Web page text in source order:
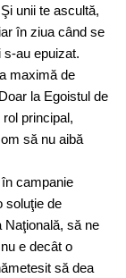
unii te ascultă,
în ziua când se
au epuizat.
maximă de
la Egoistul de
principal,
să nu aibă
campanie
soluţie de
Naţională, să ne
e decât o
să dea